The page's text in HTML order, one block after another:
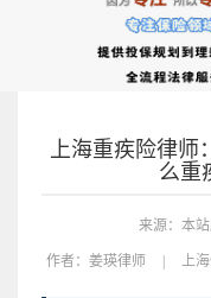
上海重疾险律
么重
来源：本站
作者： 姜瑛律师 | 上